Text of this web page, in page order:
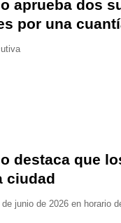
aprueba dos
por una
destaca que
ciudad
junio de 2026 en horario